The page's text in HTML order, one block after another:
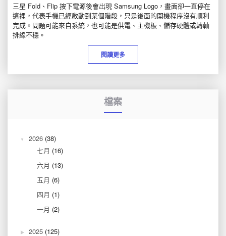
三星 Fold、Flip 按下電源後會出現 Samsung Logo，畫面卻一直停在
這裡，代表手機已經啟動到某個階段，只是後面的開機程序沒有順利
完成。問題可能來自系統，也可能是供電、主機板、儲存硬體或轉軸
排線不穩。
閱讀更多
檔案
2026 (38)
七月 (16)
六月 (13)
五月 (6)
四月 (1)
一月 (2)
2025 (125)